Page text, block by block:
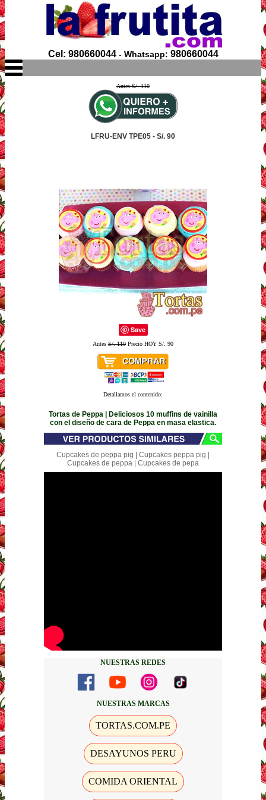
Cel: 980660044- Whatsapp: 980660044
Antes S/. 110
LFRU-ENV TPE05 - S/. 90
Save
Antes S/. 110 Precio HOY S/. 90
Detallamos el contenido:
Tortas de Peppa | Deliciosos 10 muffins de vainilla
con el diseño de cara de Peppa en masa elastica.
Cupcakes de peppa pig | Cupcakes peppa pig |
Cupcakes de peppa | Cupcakes de pepa
NUESTRAS REDES
NUESTRAS MARCAS
TORTAS.COM.PE
DESAYUNOS PERU
COMIDA ORIENTAL